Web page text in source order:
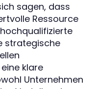
sagen, dass
Ressource
strategische
klare
Unternehmen